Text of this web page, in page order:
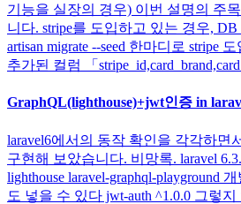
기능을 실장의 경우) 이번 설명의 주
니다. stripe를 도입하고 있는 경우, DB
artisan migrate --seed 한마디로 stripe
추가된 컬럼 「
GraphQL(lighthouse)+jwt인증 in
laravel6에서의 동작 확인을 각각하면
구현해 보았습니다. 비망록. laravel
lighthouse laravel-graphql-playground
도 넣을 수 있다 jwt-auth ^1.0.0 그렇